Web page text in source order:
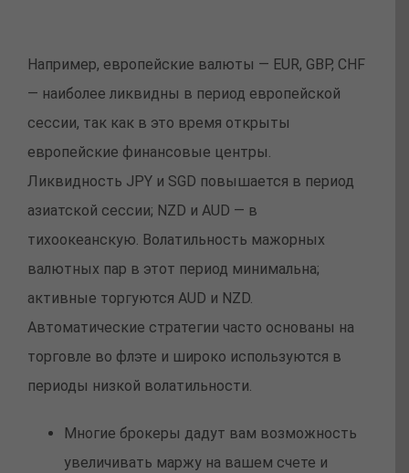
Например, европейские валюты — EUR, GBP, CHF
— наиболее ликвидны в период европейской
сессии, так как в это время открыты
европейские финансовые центры.
Ликвидность JPY и SGD повышается в период
азиатской сессии; NZD и AUD — в
тихоокеанскую. Волатильность мажорных
валютных пар в этот период минимальна;
активные торгуются AUD и NZD.
Автоматические стратегии часто основаны на
торговле во флэте и широко используются в
периоды низкой волатильности.
Многие брокеры дадут вам возможность
увеличивать маржу на вашем счете и